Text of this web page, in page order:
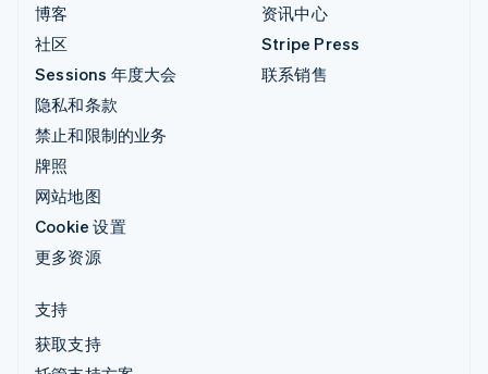
博客
社区
Sessions 年度大会
隐私和条款
禁止和限制的业务
牌照
网站地图
Cookie 设置
更多资源
资讯中心
Stripe Press
联系销售
支持
获取支持